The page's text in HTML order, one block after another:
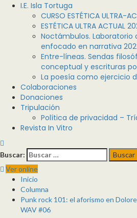
I.E. Isla Tortuga
CURSO ESTÉTICA ULTRA-
ESTÉTICA ULTRA ACTUAL
Noctámbulos. Laboratorio
enfocado en narrativa
Entre-líneas. Sendas
conceptual y escrituras
La poesía como ejercicio
Colaboraciones
Donaciones
Tripulación
Política de privacidad –
Revista In Vitro
Buscar:
Ver online
Inicio
Columna
Punk rock 101: el aforismo en
WAV #06